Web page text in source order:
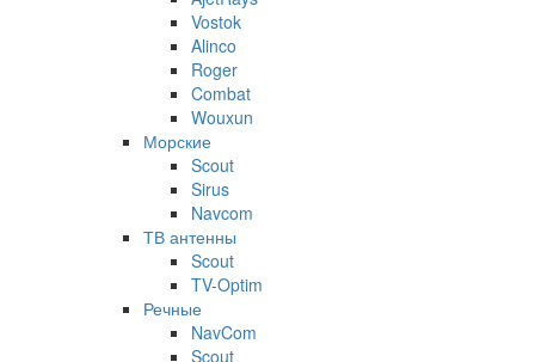
Vostok
Alinco
Roger
Combat
Wouxun
Морские
Scout
Sirus
Navcom
ТВ антенны
Scout
TV-Optim
Речные
NavCom
Scout